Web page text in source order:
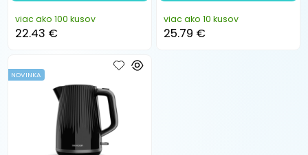
viac ako 100 kusov
22.43 €
viac ako 10 kusov
25.79 €
NOVINKA